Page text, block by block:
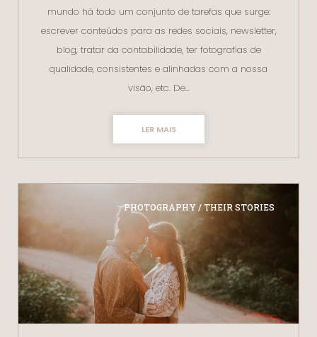
mundo há todo um conjunto de tarefas que surge:
escrever conteúdos para as redes sociais, newsletter,
blog, tratar da contabilidade, ter fotografias de
qualidade, consistentes e alinhadas com a nossa
visão, etc. De…
LER MAIS
PHOTOGRAPHY / THEIR STORIES